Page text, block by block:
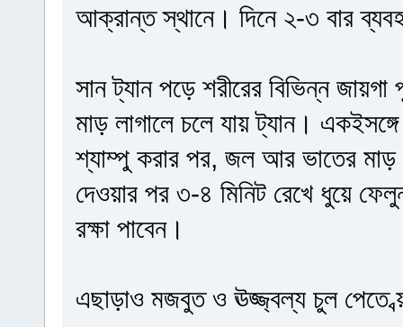
আক্রান্ত স্থানে। দিনে ২-৩ বার
সান ট্যান পড়ে শরীরের বিভিন্ন
মাড় লাগালে চলে যায় ট্যান।
শ্যাম্পু করার পর, জল আর ভাতের মাড়
দেওয়ার পর ৩-৪ মিনিট রেখে ধুয়ে
রক্ষা পাবেন।
এছাড়াও মজবুত ও ঊজ্জ্বল্য চুল পেতে